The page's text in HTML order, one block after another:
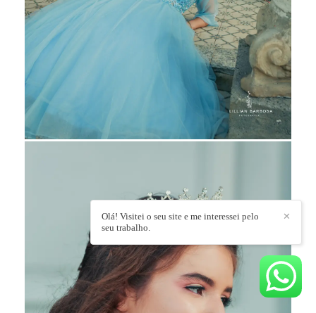
✕
Olá! Visitei o seu site e me interessei pelo
seu trabalho.